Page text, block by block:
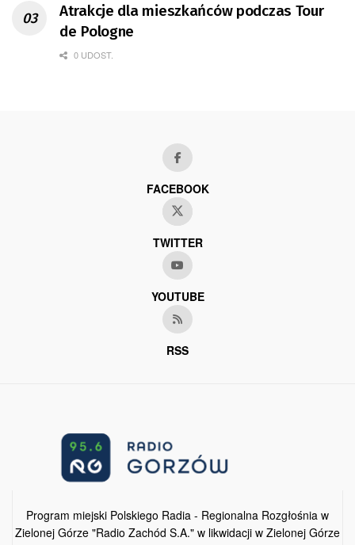
Atrakcje dla mieszkańców podczas Tour
de Pologne
0 UDOST.
FACEBOOK
TWITTER
YOUTUBE
RSS
Program miejski Polskiego Radia - Regionalna Rozgłośnia w
Zielonej Górze "Radio Zachód S.A." w likwidacji w Zielonej Górze